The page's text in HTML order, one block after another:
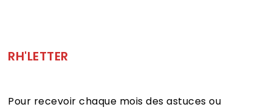
RH'LETTER
Pour recevoir chaque mois des astuces ou